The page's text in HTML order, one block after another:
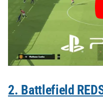
2. Battlefield